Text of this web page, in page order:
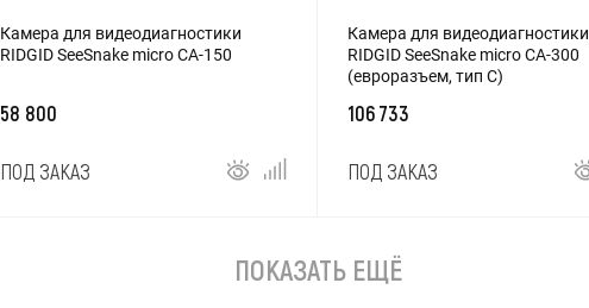
Камера для видеодиагностики
RIDGID SeeSnake micro CA-150
58 800
ПОД ЗАКАЗ
Камера для видеодиагностики
RIDGID SeeSnake micro CA-300
(евроразъем, тип C)
106 733
ПОД ЗАКАЗ
ПОКАЗАТЬ ЕЩЁ